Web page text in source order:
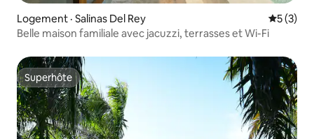
Logement · Salinas Del Rey Note
5 (3)
Belle maison familiale avec jacuzzi, terrasses et Wi-Fi
Superhôte
Superhôte